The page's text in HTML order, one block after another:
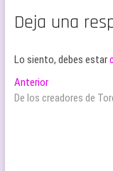
Deja una
Lo siento, debes estar
Navegación
de
AnteriorEntrada
anterior:
De los creadores de